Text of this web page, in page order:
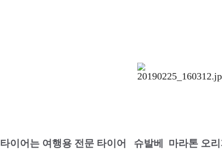
타이어는 여행용 전문 타이어 슈발베 마라톤 오